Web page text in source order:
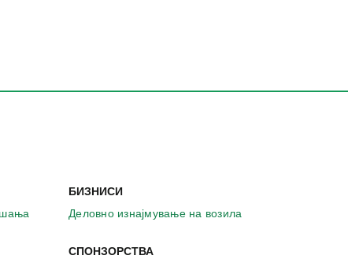
БИЗНИСИ
Деловно изнајмување на возила
СПОНЗОРСТВА